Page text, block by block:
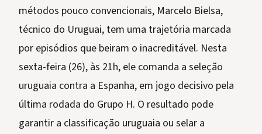
métodos pouco convencionais, Marcelo Bielsa,
técnico do Uruguai, tem uma trajetória marcada
por episódios que beiram o inacreditável. Nesta
sexta-feira (26), às 21h, ele comanda a seleção
uruguaia contra a Espanha, em jogo decisivo pela
última rodada do Grupo H. O resultado pode
garantir a classificação uruguaia ou selar a